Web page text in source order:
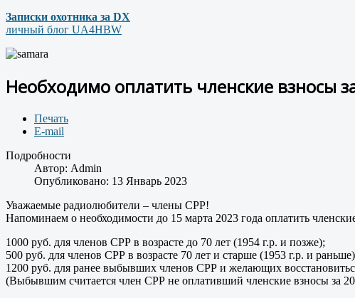
Записки охотника за DX
личный блог UA4HBW
Необходимо оплатить членские взносы
Печать
E-mail
Подробности
Автор: Admin
Опубликовано: 13 Январь 2023
Уважаемые радиолюбители – члены СРР!
Напоминаем о необходимости до 15 марта 2023 года оплатить
1000 руб. для членов СРР в возрасте до 70 лет (1954 г.р. и позже);
500 руб. для членов СРР в возрасте 70 лет и старше (1953 г.р. и
1200 руб. для ранее выбывших членов СРР и желающих
(Выбывшим считается член СРР не оплативший членские взносы за